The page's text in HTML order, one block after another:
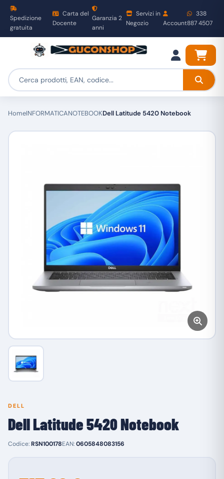
Spedizione
gratuita
Carta del
Docente
Garanzia 2
anni
Servizi in
Negozio
Account
338
887 4507
HomeINFORMATICANOTEBOOKDell Latitude 5420 Notebook
DELL
Dell Latitude 5420 Notebook
Codice:RSN100178EAN:0605848083156